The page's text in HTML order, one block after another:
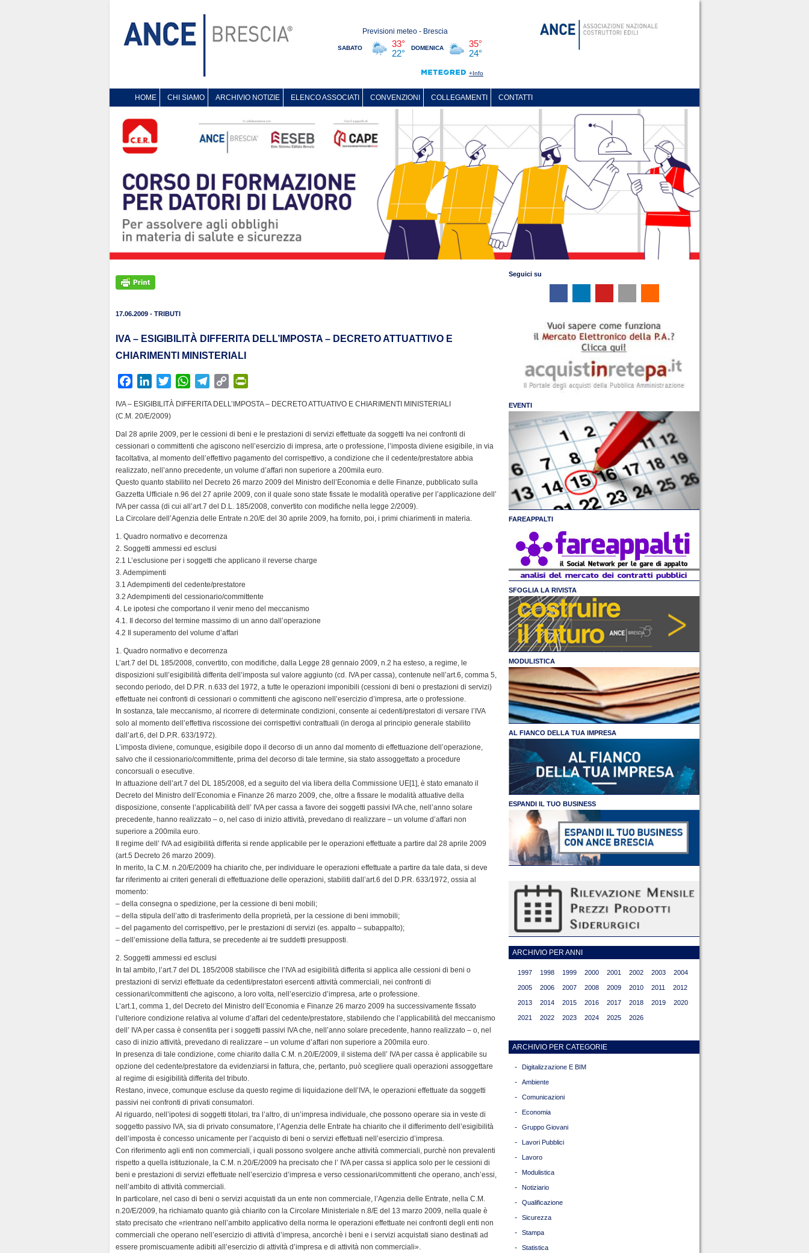
HOME CHI SIAMO ARCHIVIO NOTIZIE ELENCO ASSOCIATI CONVENZIONI COLLEGAMENTI CONTATTI
17.06.2009 - TRIBUTI
IVA – ESIGIBILITÀ DIFFERITA DELL’IMPOSTA – DECRETO ATTUATTIVO E
CHIARIMENTI MINISTERIALI
c
b
o
k
n
e
d
I
n
i
t
r
W
a
s
A
p
p
l
g
r
a
m
C
p
L
n
k
i
t
r
i
e
n
IVA – ESIGIBILITÀ DIFFERITA DELL’IMPOSTA – DECRETO ATTUATIVO E CHIARIMENTI MINISTERIALI
(C.M. 20/E/2009)
Dal 28 aprile 2009, per le cessioni di beni e le prestazioni di servizi effettuate da soggetti Iva nei confronti di
cessionari o committenti che agiscono nell’esercizio di impresa, arte o professione, l’imposta diviene esigibile, in via
facoltativa, al momento dell’effettivo pagamento del corrispettivo, a condizione che il cedente/prestatore abbia
realizzato, nell’anno precedente, un volume d’affari non superiore a 200mila euro.
Questo quanto stabilito nel Decreto 26 marzo 2009 del Ministro dell’Economia e delle Finanze, pubblicato sulla
Gazzetta Ufficiale n.96 del 27 aprile 2009, con il quale sono state fissate le modalità operative per l’applicazione dell’
IVA per cassa (di cui all’art.7 del D.L. 185/2008, convertito con modifiche nella legge 2/2009).
La Circolare dell’Agenzia delle Entrate n.20/E del 30 aprile 2009, ha fornito, poi, i primi chiarimenti in materia.
1. Quadro normativo e decorrenza
2. Soggetti ammessi ed esclusi
2.1 L’esclusione per i soggetti che applicano il reverse charge
3. Adempimenti
3.1 Adempimenti del cedente/prestatore
3.2 Adempimenti del cessionario/committente
4. Le ipotesi che comportano il venir meno del meccanismo
4.1. Il decorso del termine massimo di un anno dall’operazione
4.2 Il superamento del volume d’affari
1. Quadro normativo e decorrenza
L’art.7 del DL 185/2008, convertito, con modifiche, dalla Legge 28 gennaio 2009, n.2 ha esteso, a regime, le
disposizioni sull’esigibilità differita dell’imposta sul valore aggiunto (cd. IVA per cassa), contenute nell’art.6, comma 5,
secondo periodo, del D.P.R. n.633 del 1972, a tutte le operazioni imponibili (cessioni di beni o prestazioni di servizi)
effettuate nei confronti di cessionari o committenti che agiscono nell’esercizio d’impresa, arte o professione.
In sostanza, tale meccanismo, al ricorrere di determinate condizioni, consente ai cedenti/prestatori di versare l’IVA
solo al momento dell’effettiva riscossione dei corrispettivi contrattuali (in deroga al principio generale stabilito
dall’art.6, del D.P.R. 633/1972).
L’imposta diviene, comunque, esigibile dopo il decorso di un anno dal momento di effettuazione dell’operazione,
salvo che il cessionario/committente, prima del decorso di tale termine, sia stato assoggettato a procedure
concorsuali o esecutive.
In attuazione dell’art.7 del DL 185/2008, ed a seguito del via libera della Commissione UE[1], è stato emanato il
Decreto del Ministro dell’Economia e Finanze 26 marzo 2009, che, oltre a fissare le modalità attuative della
disposizione, consente l’applicabilità dell’ IVA per cassa a favore dei soggetti passivi IVA che, nell’anno solare
precedente, hanno realizzato – o, nel caso di inizio attività, prevedano di realizzare – un volume d’affari non
superiore a 200mila euro.
Il regime dell’ IVA ad esigibilità differita si rende applicabile per le operazioni effettuate a partire dal 28 aprile 2009
(art.5 Decreto 26 marzo 2009).
In merito, la C.M. n.20/E/2009 ha chiarito che, per individuare le operazioni effettuate a partire da tale data, si deve
far riferimento ai criteri generali di effettuazione delle operazioni, stabiliti dall’art.6 del D.P.R. 633/1972, ossia al
momento:
– della consegna o spedizione, per la cessione di beni mobili;
– della stipula dell’atto di trasferimento della proprietà, per la cessione di beni immobili;
– del pagamento del corrispettivo, per le prestazioni di servizi (es. appalto – subappalto);
– dell’emissione della fattura, se precedente ai tre suddetti presupposti.
2. Soggetti ammessi ed esclusi
In tal ambito, l’art.7 del DL 185/2008 stabilisce che l’IVA ad esigibilità differita si applica alle cessioni di beni o
prestazioni di servizi effettuate da cedenti/prestatori esercenti attività commerciali, nei confronti di
cessionari/committenti che agiscono, a loro volta, nell’esercizio d’impresa, arte o professione.
L’art.1, comma 1, del Decreto del Ministro dell’Economia e Finanze 26 marzo 2009 ha successivamente fissato
l’ulteriore condizione relativa al volume d’affari del cedente/prestatore, stabilendo che l’applicabilità del meccanismo
dell’ IVA per cassa è consentita per i soggetti passivi IVA che, nell’anno solare precedente, hanno realizzato – o, nel
caso di inizio attività, prevedano di realizzare – un volume d’affari non superiore a 200mila euro.
In presenza di tale condizione, come chiarito dalla C.M. n.20/E/2009, il sistema dell’ IVA per cassa è applicabile su
opzione del cedente/prestatore da evidenziarsi in fattura, che, pertanto, può scegliere quali operazioni assoggettare
al regime di esigibilità differita del tributo.
Restano, invece, comunque escluse da questo regime di liquidazione dell’IVA, le operazioni effettuate da soggetti
passivi nei confronti di privati consumatori.
Al riguardo, nell’ipotesi di soggetti titolari, tra l’altro, di un’impresa individuale, che possono operare sia in veste di
soggetto passivo IVA, sia di privato consumatore, l’Agenzia delle Entrate ha chiarito che il differimento dell’esigibilità
dell’imposta è concesso unicamente per l’acquisto di beni o servizi effettuati nell’esercizio d’impresa.
Con riferimento agli enti non commerciali, i quali possono svolgere anche attività commerciali, purchè non prevalenti
rispetto a quella istituzionale, la C.M. n.20/E/2009 ha precisato che l’ IVA per cassa si applica solo per le cessioni di
beni e prestazioni di servizi effettuate nell’esercizio d’impresa e verso cessionari/committenti che operano, anch’essi,
nell’ambito di attività commerciali.
In particolare, nel caso di beni o servizi acquistati da un ente non commerciale, l’Agenzia delle Entrate, nella C.M.
n.20/E/2009, ha richiamato quanto già chiarito con la Circolare Ministeriale n.8/E del 13 marzo 2009, nella quale è
stato precisato che «rientrano nell’ambito applicativo della norma le operazioni effettuate nei confronti degli enti non
commerciali che operano nell’esercizio di attività d’impresa, ancorchè i beni e i servizi acquistati siano destinati ad
essere promiscuamente adibiti all’esercizio di attività d’impresa e di attività non commerciali».
Seguici su
EVENTI
FAREAPPALTI
SFOGLIA LA RIVISTA
MODULISTICA
AL FIANCO DELLA TUA IMPRESA
ESPANDI IL TUO BUSINESS
ARCHIVIO PER ANNI
1997 1998 1999 2000 2001 2002 2003 2004
2005 2006 2007 2008 2009 2010 2011 2012
2013 2014 2015 2016 2017 2018 2019 2020
2021 2022 2023 2024 2025 2026
ARCHIVIO PER CATEGORIE
- Digitalizzazione E BIM
- Ambiente
- Comunicazioni
- Economia
- Gruppo Giovani
- Lavori Pubblici
- Lavoro
- Modulistica
- Notiziario
- Qualificazione
- Sicurezza
- Stampa
- Statistica